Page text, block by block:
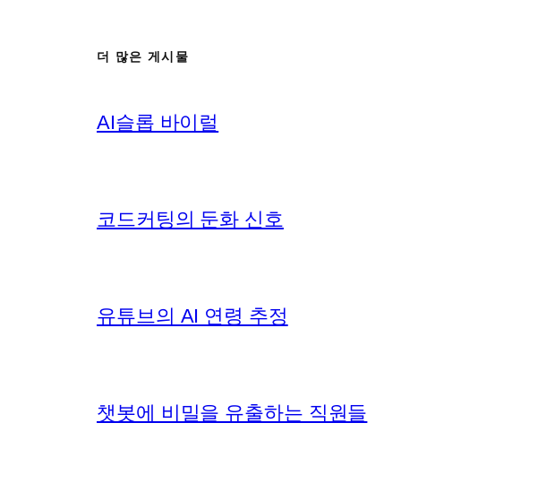
더 많은 게시물
AI슬롭 바이럴
코드커팅의 둔화 신호
유튜브의 AI 연령 추정
챗봇에 비밀을 유출하는 직원들